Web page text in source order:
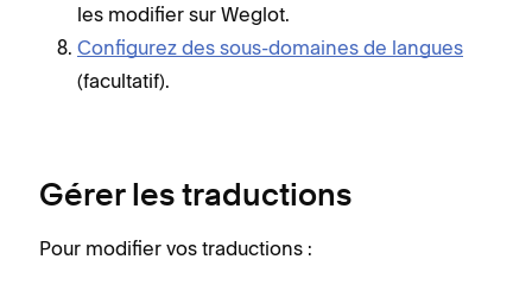
les modifier sur Weglot.
Configurez des sous-domaines de langues
(facultatif).
Gérer les traductions
Pour modifier vos traductions :